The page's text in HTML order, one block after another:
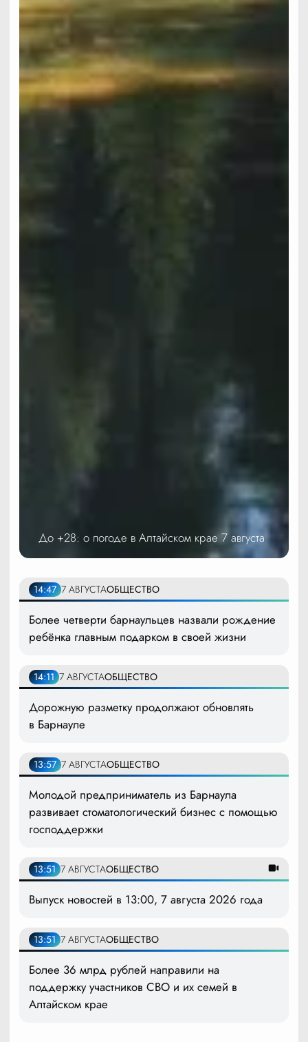
До +28: о погоде в Алтайском крае 7 августа
14:47 7 АВГУСТАОБЩЕСТВО
Более четверти барнаульцев назвали рождение
ребёнка главным подарком в своей жизни
14:11 7 АВГУСТАОБЩЕСТВО
Дорожную разметку продолжают обновлять
в Барнауле
13:57 7 АВГУСТАОБЩЕСТВО
Молодой предприниматель из Барнаула
развивает стоматологический бизнес с помощью
господдержки
13:51 7 АВГУСТАОБЩЕСТВО
Выпуск новостей в 13:00, 7 августа 2026 года
13:51 7 АВГУСТАОБЩЕСТВО
Более 36 млрд рублей направили на
поддержку участников СВО и их семей в
Алтайском крае